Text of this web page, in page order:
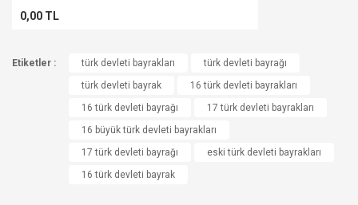
0,00 TL
Etiketler : türk devleti bayrakları
türk devleti bayrağı
türk devleti bayrak
16 türk devleti bayrakları
16 türk devleti bayrağı
17 türk devleti bayrakları
16 büyük türk devleti bayrakları
17 türk devleti bayrağı
eski türk devleti bayrakları
16 türk devleti bayrak